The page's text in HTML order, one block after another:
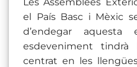
el País Basc i Mèxic
d’endegar
esdeveniment tindrà
centrat en les